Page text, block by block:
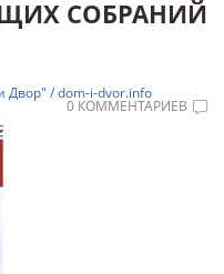
СОБРАНИЙ
Двор" / dom-i-dvor.info
0 КОММЕНТАРИЕВ